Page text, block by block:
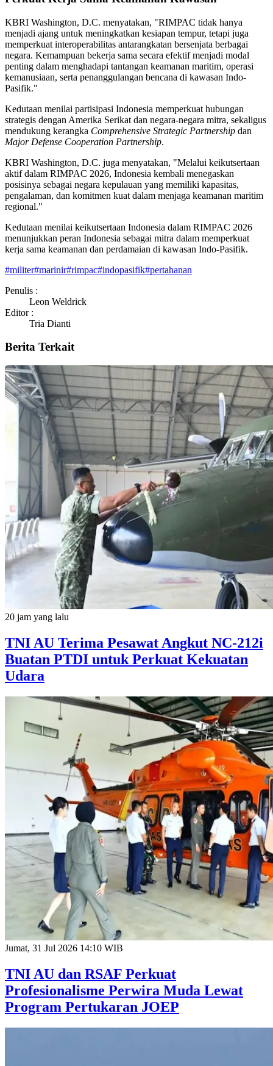
KBRI Washington, D.C. menyatakan, "RIMPAC tidak hanya
menjadi ajang untuk meningkatkan kesiapan tempur, tetapi juga
memperkuat interoperabilitas antarangkatan bersenjata berbagai
negara. Kemampuan bekerja sama secara efektif menjadi modal
penting dalam menghadapi tantangan keamanan maritim, operasi
kemanusiaan, serta penanggulangan bencana di kawasan Indo-
Pasifik."
Kedutaan menilai partisipasi Indonesia memperkuat hubungan
strategis dengan Amerika Serikat dan negara-negara mitra, sekaligus
mendukung kerangka Comprehensive Strategic Partnership dan
Major Defense Cooperation Partnership.
KBRI Washington, D.C. juga menyatakan, "Melalui keikutsertaan
aktif dalam RIMPAC 2026, Indonesia kembali menegaskan
posisinya sebagai negara kepulauan yang memiliki kapasitas,
pengalaman, dan komitmen kuat dalam menjaga keamanan maritim
regional."
Kedutaan menilai keikutsertaan Indonesia dalam RIMPAC 2026
menunjukkan peran Indonesia sebagai mitra dalam memperkuat
kerja sama keamanan dan perdamaian di kawasan Indo-Pasifik.
#militer#marinir#rimpac#indopasifik#pertahanan
Penulis :
Leon Weldrick
Editor :
Tria Dianti
Berita Terkait
20 jam yang lalu
TNI AU Terima Pesawat Angkut NC-212i
Buatan PTDI untuk Perkuat Kekuatan
Udara
Jumat, 31 Jul 2026 14:10 WIB
TNI AU dan RSAF Perkuat
Profesionalisme Perwira Muda Lewat
Program Pertukaran JOEP